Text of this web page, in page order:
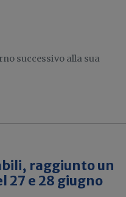
successivo alla sua
raggiunto un
27 e 28 giugno